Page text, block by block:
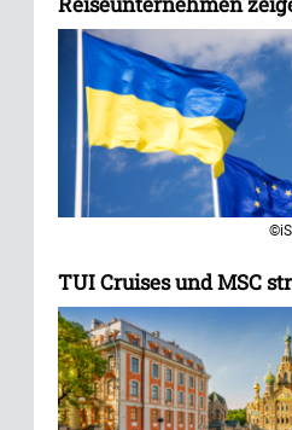
TUI Cruises und MSC